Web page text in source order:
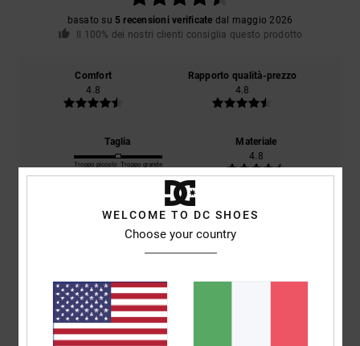
basato su 5 recensioni verificate dal maggio 2026
Il 100% dei nostri clienti consiglia questo prodotto
Comfort
4.8
Rapporto qualità-prezzo
4.8
Taglia
Troppo piccolo Troppo grande
Materiale
4.8
Colore
4.8
4
WELCOME TO DC SHOES
Choose your country